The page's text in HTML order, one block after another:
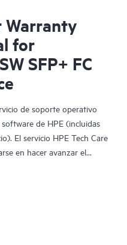
Warranty
for
SFP+ FC
de soporte operativo
de HPE (incluidas
El servicio HPE Tech Care
en hacer avanzar el
tan solo a reaccionar